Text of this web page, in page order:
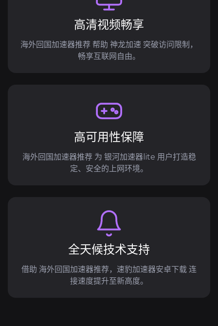
高清视频畅享
海外回国加速器推荐 帮助 神龙加速 突破访问限制，
畅享互联网自由。
高可用性保障
海外回国加速器推荐 为 银河加速器lite 用户打造稳
定、安全的上网环境。
全天候技术支持
借助 海外回国加速器推荐，速豹加速器安卓下载 连
接速度提升至新高度。